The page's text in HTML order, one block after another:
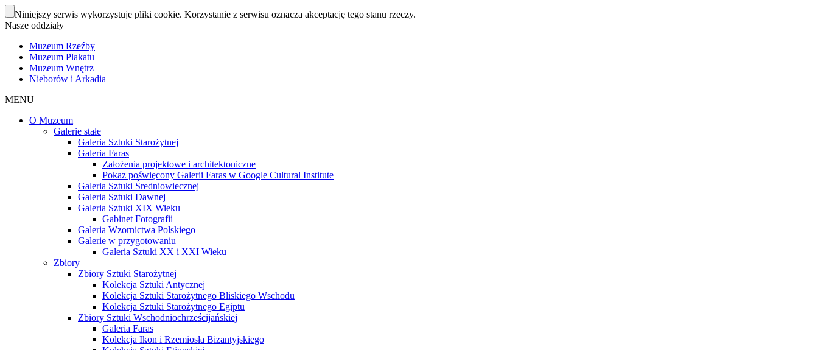
Niniejszy serwis wykorzystuje pliki cookie. Korzystanie z serwisu oznacza akceptację tego stanu rzeczy.
Nasze oddziały
Muzeum Rzeźby
Muzeum Plakatu
Muzeum Wnętrz
Nieborów i Arkadia
MENU
O Muzeum
Galerie stałe
Galeria Sztuki Starożytnej
Galeria Faras
Założenia projektowe i architektoniczne
Pokaz poświęcony Galerii Faras w Google Cultural Institute
Galeria Sztuki Średniowiecznej
Galeria Sztuki Dawnej
Galeria Sztuki XIX Wieku
Gabinet Fotografii
Galeria Wzornictwa Polskiego
Galerie w przygotowaniu
Galeria Sztuki XX i XXI Wieku
Zbiory
Zbiory Sztuki Starożytnej
Kolekcja Sztuki Antycznej
Kolekcja Sztuki Starożytnego Bliskiego Wschodu
Kolekcja Sztuki Starożytnego Egiptu
Zbiory Sztuki Wschodniochrześcijańskiej
Galeria Faras
Kolekcja Ikon i Rzemiosła Bizantyjskiego